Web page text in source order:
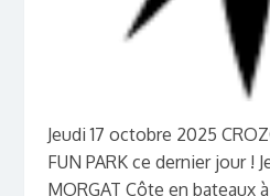
Jeudi 17 octobre 2025
FUN PARK ce dernier jour !
MORGAT Côte en bateaux